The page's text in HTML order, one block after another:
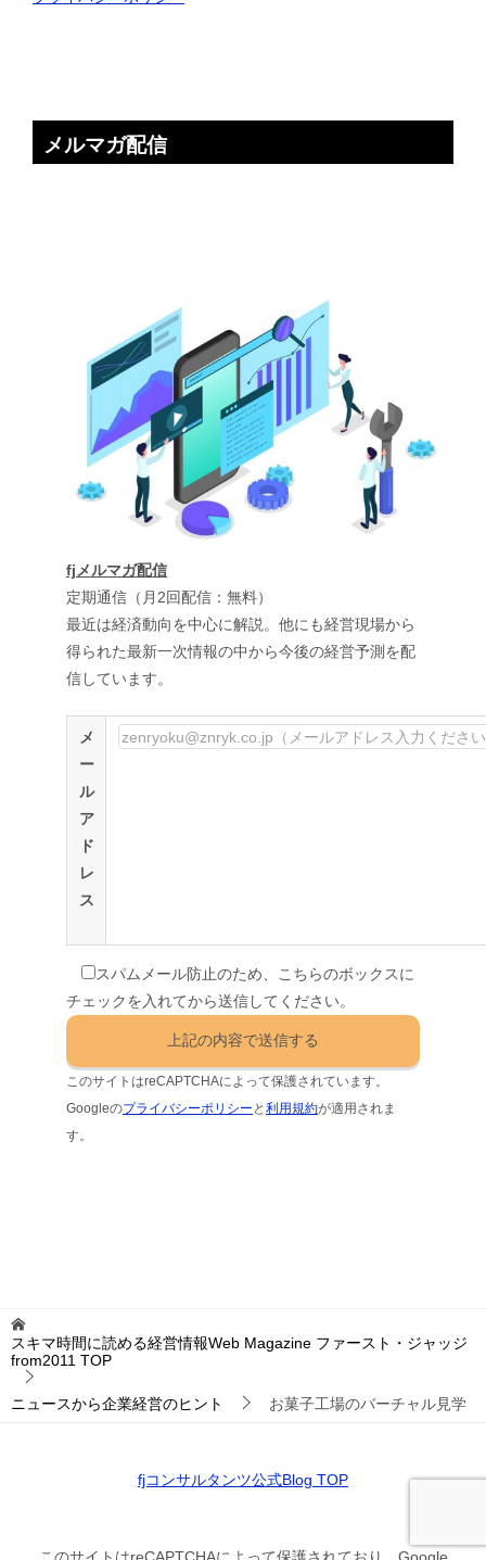
メルマガ配信
fjメルマガ配信
定期通信（月2回配信：無料）
最近は経済動向を中心に解説。他にも経営現場から
得られた最新一次情報の中から今後の経営予測を配
信しています。
メ
ー
ル
ア
ド
レ
ス
スパムメール防止のため、こちらのボックスに
チェックを入れてから送信してください。
このサイトはreCAPTCHAによって保護されています。
Googleのプライバシーポリシー と利用規約が適用されま
す。
スキマ時間に読める経営情報Web Magazine ファースト・ジャッジ
from2011 TOP
ニュースから企業経営のヒント お菓子工場のバーチャル見学
fjコンサルタンツ公式Blog TOP
このサイトはreCAPTCHAによって保護されており、Google